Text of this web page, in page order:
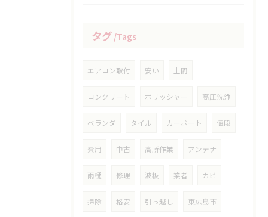
タグ Tags
エアコン取付 安い 土間
コンクリート ポリッシャー 高圧洗浄
ベランダ タイル カーポート 値段
費用 中古 高所作業 アンテナ
雨樋 修理 波板 業者 カビ
掃除 格安 引っ越し 東広島市